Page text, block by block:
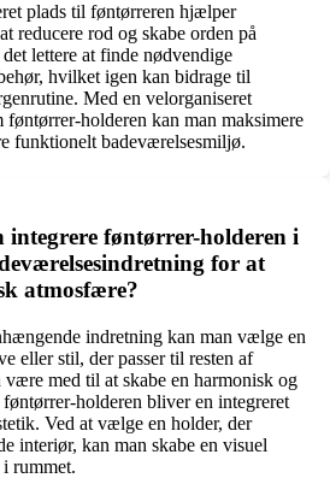
plads til føntørreren hjælper
reducere rod og skabe orden på
lettere at finde nødvendige
hvilket igen kan bidrage til
Med en velorganiseret
føntørrer-holderen kan man maksimere
funktionelt badeværelsesmiljø.
føntørrer-holderen i
for at
atmosfære?
indretning kan man vælge en
eller stil, der passer til resten af
med til at skabe en harmonisk og
holderen bliver en integreret
Ved at vælge en holder, der
interiør, kan man skabe en visuel
rummet.